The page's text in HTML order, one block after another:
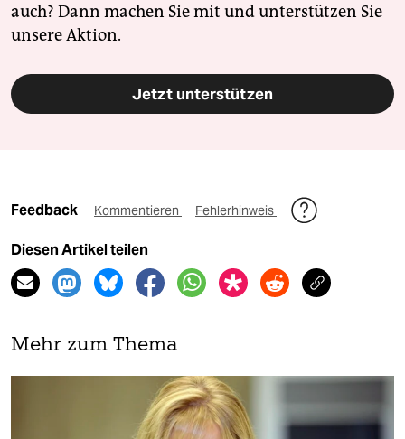
auch? Dann machen Sie mit und unterstützen Sie
unsere Aktion.
Jetzt unterstützen
Feedback Kommentieren Fehlerhinweis
Diesen Artikel teilen
Mehr zum Thema